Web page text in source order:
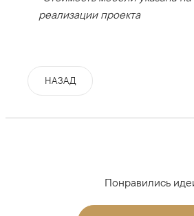
реализации проекта
НАЗАД
Понравились